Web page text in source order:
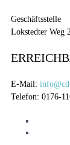
Geschäftsstelle
Lokstedter Weg
E-Mail:
Telefon: 0176-